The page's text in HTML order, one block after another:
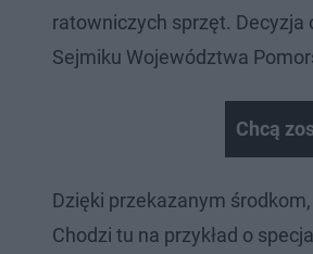
ratowniczych sprzęt. Decyzja
Sejmiku Województwa
Chcą
Dzięki przekazanym
Chodzi tu na przykład o